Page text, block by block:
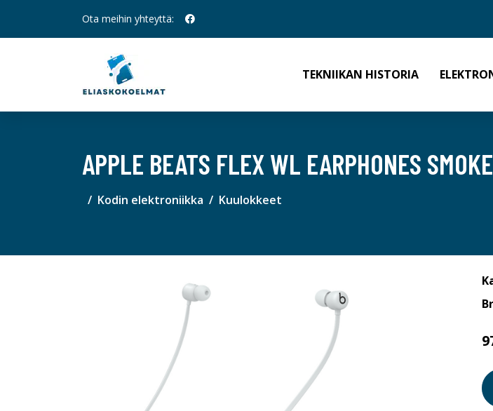
Ota meihin yhteyttä:
TEKNIIKAN HISTORIA
APPLE BEATS FLEX WL EARPHONES
Kodin elektroniikka Kuulokkeet